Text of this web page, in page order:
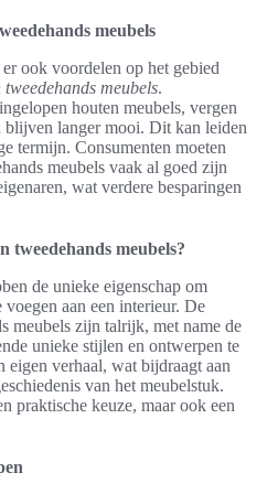
meubels
ook voordelen op het gebied
meubels.
houten meubels, vergen
blijven langer mooi. Dit kan leiden
termijn. Consumenten moeten
meubels vaak al goed zijn
wat verdere besparingen
tweedehands meubels?
de unieke eigenschap om
aan een interieur. De
meubels zijn talrijk, met name de
unieke stijlen en ontwerpen te
verhaal, wat bijdraagt aan
van het meubelstuk.
praktische keuze, maar ook een